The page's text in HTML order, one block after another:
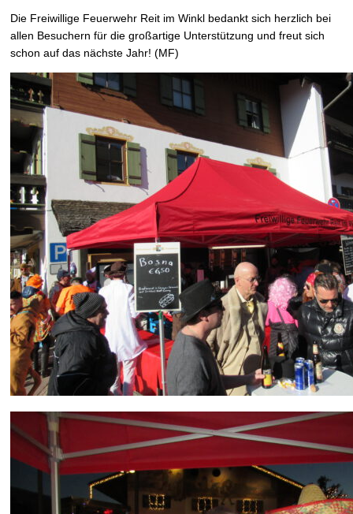
Die Freiwillige Feuerwehr Reit im Winkl bedankt sich herzlich bei
allen Besuchern für die großartige Unterstützung und freut sich
schon auf das nächste Jahr! (MF)